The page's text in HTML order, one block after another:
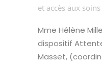
et accès aux soins
Mme Hélène
dispositif
Masset,